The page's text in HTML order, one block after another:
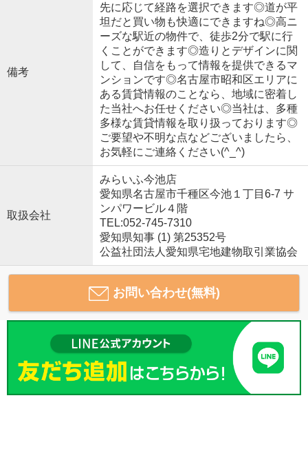
備考
先に応じて経路を選択できます◎道が平
坦だと買い物も快適にできますね◎高ニ
ーズな駅近の物件で、徒歩2分で駅に行
くことができます◎造りとデザインに関
して、自信をもって情報を提供できるマ
ンションです◎名古屋市昭和区エリアに
ある賃貸情報のことなら、地域に密着し
た当社へお任せください◎当社は、多種
多様な賃貸情報を取り扱っております◎
ご要望や不明な点などございましたら、
お気軽にご連絡ください(^_^)
取扱会社
みらいふ今池店
愛知県名古屋市千種区今池１丁目6-7 サ
ンパワービル４階
TEL:052-745-7310
愛知県知事 (1) 第25352号
公益社団法人愛知県宅地建物取引業協会
お問い合わせ(無料)